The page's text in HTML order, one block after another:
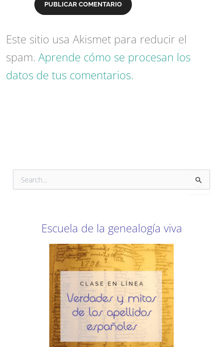
Este sitio usa Akismet para reducir el
spam.Aprende cómo se procesan los
datos de tus comentarios.
Escuela de la genealogía viva